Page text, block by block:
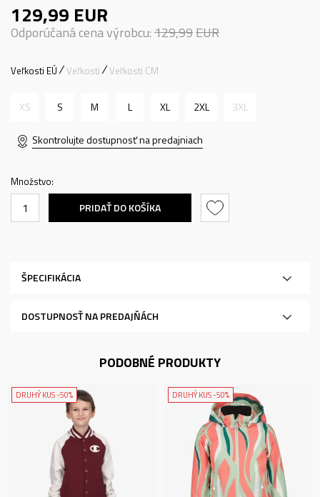
129,99 EUR
Odporúčaná cena výrobcu:129,99EUR
Veľkosti EÚ Veľkosti Veľkosti CM
XS S M L XL 2XL 3XL
Skontrolujte dostupnosť na predajniach
Množstvo:
PRIDAŤ DO KOŠÍKA
ŠPECIFIKÁCIA
DOSTUPNOSŤ NA PREDAJŇÁCH
PODOBNÉ PRODUKTY
DRUHÝ KUS -50% DRUHÝ KUS -50%